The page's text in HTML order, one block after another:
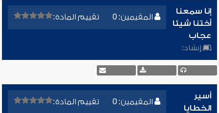
المقيمين: 0 تقييم المادة:
إنا سمعنا
أختنا شيئا
عجاب
إنشاد:
المقيمين: 0 تقييم المادة:
أسير
الخطايا